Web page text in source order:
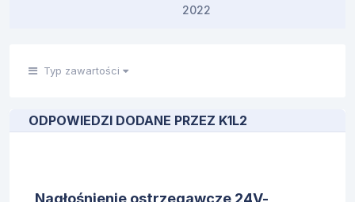
2022
Typ zawartości
ODPOWIEDZI DODANE PRZEZ K1L2
Nagłośnienie ostrzegawcze 24V-